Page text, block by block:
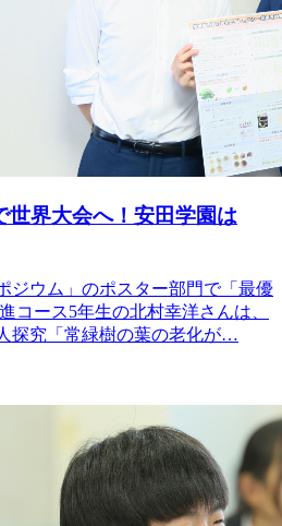
世界大会へ！安田学園は
ジウム」のポスター部門で「最優
コース5年生の北村幸洋さんは、
探究「常緑樹の葉の老化が…